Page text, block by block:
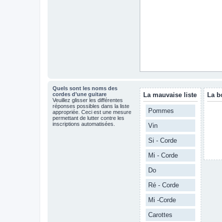
Quels sont les noms des
cordes d’une guitare
Veuillez glisser les différentes
réponses possibles dans la liste
appropriée. Ceci est une mesure
permettant de lutter contre les
inscriptions automatisées.
La mauvaise liste
Pommes
Vin
Si - Corde
Mi - Corde
Do
Ré - Corde
Mi -Corde
Carottes
La